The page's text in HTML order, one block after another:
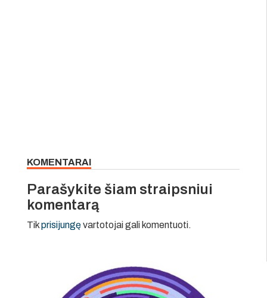
KOMENTARAI
Parašykite šiam straipsniui
komentarą
Tikprisijungęvartotojai gali komentuoti.